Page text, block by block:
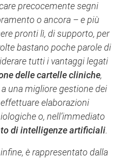
precocemente segni
o ancora – e più
pronti lì, di supporto, per
bastano poche parole di
tutti i vantaggi legati
delle cartelle cliniche,
una migliore gestione dei
elaborazioni
o, nell’immediato
di intelligenze artificiali.
è rappresentato dalla